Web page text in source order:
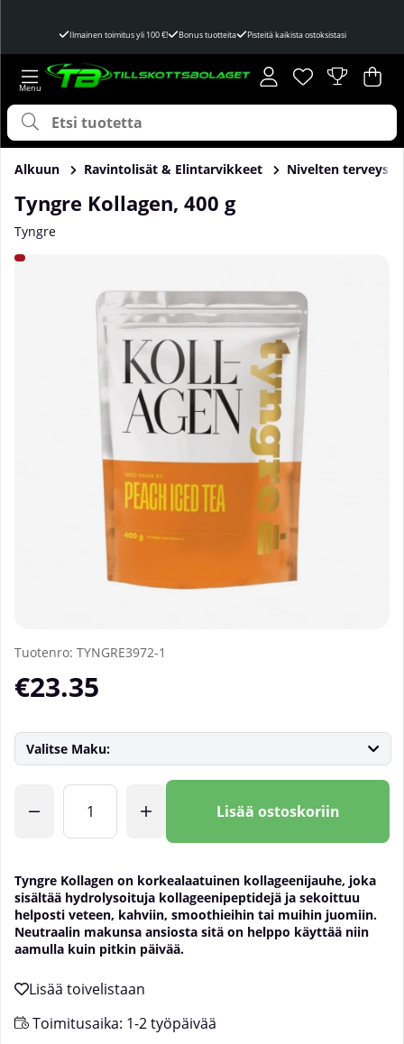
Ilmainen toimitus yli 100 €! Bonus tuotteita Pisteitä kaikista ostoksistasi
Toivelista
Lukumäärä
. .
Alkuun Ravintolisät & Elintarvikkeet Nivelten terveys
Tyngre Kollagen, 400 g
Tyngre
Tuotekuvat Tyngre Kollagen, 400 g
Tuotenro: TYNGRE3972-1
€23.35
Valitse Maku:
Lisää ostoskoriin
Tyngre Kollagen on korkealaatuinen kollageenijauhe, joka
sisältää hydrolysoituja kollageenipeptidejä ja sekoittuu
helposti veteen, kahviin, smoothieihin tai muihin juomiin.
Neutraalin makunsa ansiosta sitä on helppo käyttää niin
aamulla kuin pitkin päivää.
Toimitusaika: 1-2 työpäivää